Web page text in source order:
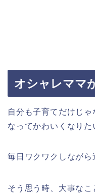
オシャレママ
自分も子育てだけじ
なってかわいくなりた
毎日ワクワクしながら
そう思う時、大事なこ